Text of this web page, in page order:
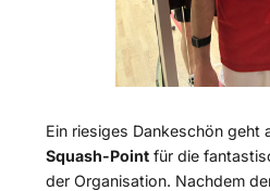
Ein riesiges Dankeschön geht
Squash-Pointfür die
der Organisation. Nachdem